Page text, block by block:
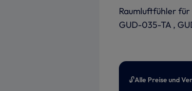
Raumluftfühler für
GUD-035-TA ,
🔓Alle Preise und